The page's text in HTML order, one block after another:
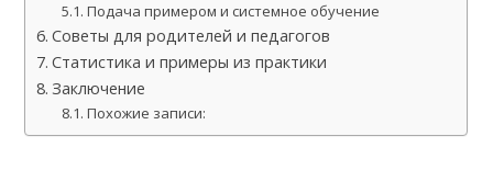
Подача примером и системное обучение
Советы для родителей и педагогов
Статистика и примеры из практики
Заключение
Похожие записи: